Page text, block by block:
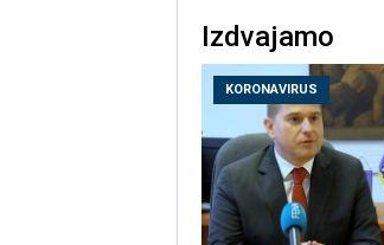
Izdvajamo
KORONAVIRUS